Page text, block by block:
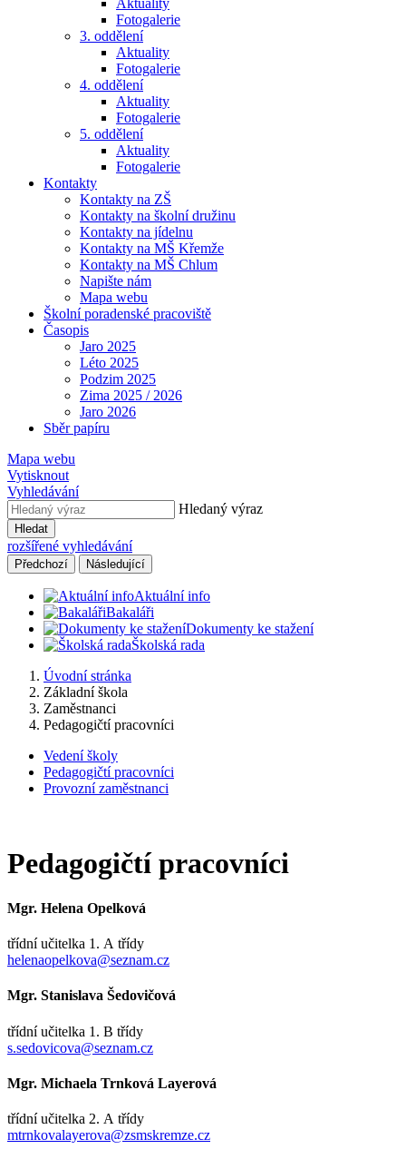
Aktuality
Fotogalerie
3. oddělení
Aktuality
Fotogalerie
4. oddělení
Aktuality
Fotogalerie
5. oddělení
Aktuality
Fotogalerie
Kontakty
Kontakty na ZŠ
Kontakty na školní družinu
Kontakty na jídelnu
Kontakty na MŠ Křemže
Kontakty na MŠ Chlum
Napište nám
Mapa webu
Školní poradenské pracoviště
Časopis
Jaro 2025
Léto 2025
Podzim 2025
Zima 2025 / 2026
Jaro 2026
Sběr papíru
Mapa webu
Vytisknout
Vyhledávání
Hledaný výraz
Hledat
rozšířené vyhledávání
Předchozí Následující
Aktuální info
Bakaláři
Dokumenty ke stažení
Školská rada
Úvodní stránka
Základní škola
Zaměstnanci
Pedagogičtí pracovníci
Vedení školy
Pedagogičtí pracovníci
Provozní zaměstnanci
Pedagogičtí pracovníci
Mgr. Helena Opelková
třídní učitelka 1. A třídy
helenaopelkova@seznam.cz
Mgr. Stanislava Šedovičová
třídní učitelka 1. B třídy
s.sedovicova@seznam.cz
Mgr. Michaela Trnková Layerová
třídní učitelka 2. A třídy
mtrnkovalayerova@zsmskremze.cz